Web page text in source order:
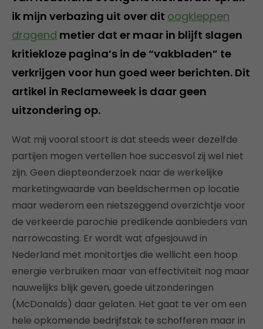
ik mijn verbazing uit over dit oogkleppen
dragend metier dat er maar in blijft slagen
kritiekloze pagina’s in de “vakbladen” te
verkrijgen voor hun goed weer berichten. Dit
artikel in Reclameweek is daar geen
uitzondering op.
Wat mij vooral stoort is dat steeds weer dezelfde
partijen mogen vertellen hoe succesvol zij wel niet
zijn. Geen diepteonderzoek naar de werkelijke
marketingwaarde van beeldschermen op locatie
maar wederom een nietszeggend overzichtje voor
de verkeerde parochie predikende aanbieders van
narrowcasting. Er wordt wat afgesjouwd in
Nederland met monitortjes die wellicht een hoop
energie verbruiken maar van effectiviteit nog maar
nauwelijks blijk geven, goede uitzonderingen
(McDonalds) daar gelaten. Het gaat te ver om een
hele opkomende bedrijfstak te schofferen maar in